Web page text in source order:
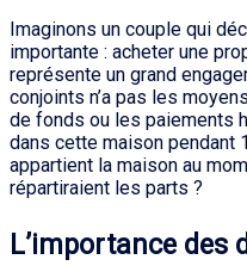
Imaginons un couple qui
importante : acheter une
représente un grand
conjoints n’a pas les
de fonds ou les paiements
dans cette maison pendant
appartient la maison au
répartiraient les parts ?
L’importance des